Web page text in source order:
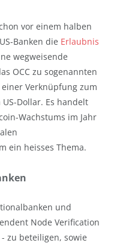
vor einem halben
Banken die Erlaubnis
wegweisende
OCC zu sogenannten
Verknüpfung zum
Dollar. Es handelt
Wachstums im Jahr
ein heisses Thema.
und
Node Verification
zu beteiligen, sowie